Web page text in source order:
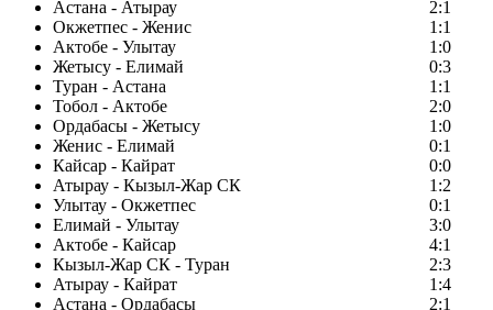
Астана - Атырау
2:1
Окжетпес - Женис
1:1
Актобе - Улытау
1:0
Жетысу - Елимай
0:3
Туран - Астана
1:1
Тобол - Актобе
2:0
Ордабасы - Жетысу
1:0
Женис - Елимай
0:1
Кайсар - Кайрат
0:0
Атырау - Кызыл-Жар СК
1:2
Улытау - Окжетпес
0:1
Елимай - Улытау
3:0
Актобе - Кайсар
4:1
Кызыл-Жар СК - Туран
2:3
Атырау - Кайрат
1:4
Астана - Ордабасы
2:1